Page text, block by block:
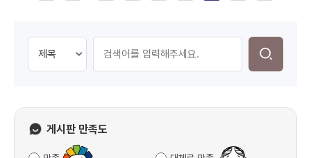
게시판 만족도